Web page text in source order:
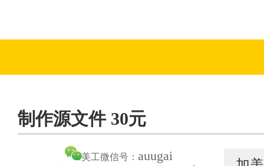
制作源文件 30元
美工微信号： auugai